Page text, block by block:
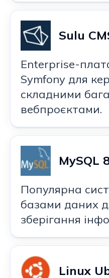
Sulu
Enterprise-
Symfony для
складними
вебпроєктами.
MySQL
Популярна
базами даних
зберігання
Linux